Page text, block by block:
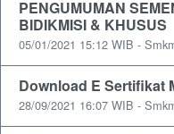
PENGUMUMAN
BIDIKMISI & KHUSUS
05/01/2021 15:12 WIB -
Download E Sertifikat
28/09/2021 16:07 WIB -